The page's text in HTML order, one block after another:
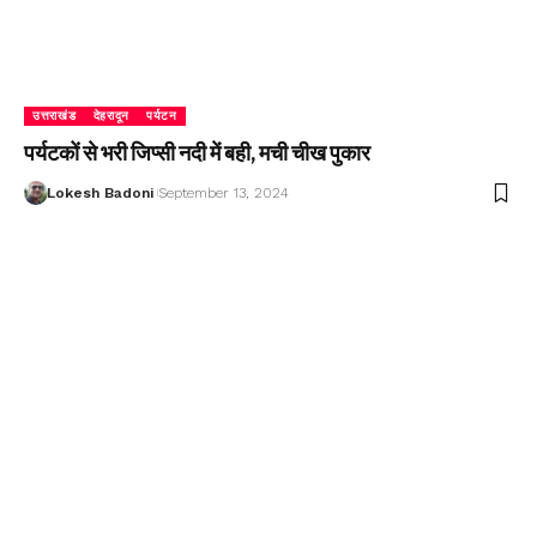
उत्तराखंड देहरादून पर्यटन
पर्यटकों से भरी जिप्सी नदी में बही, मची चीख पुकार
Lokesh Badoni September 13, 2024